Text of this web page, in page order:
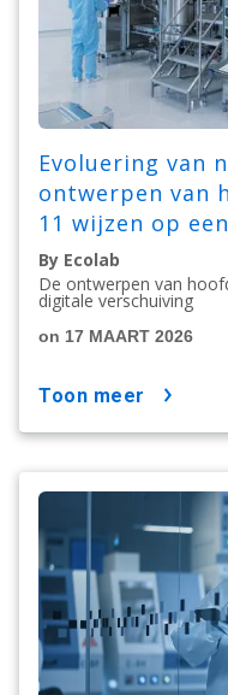
Evoluering van
ontwerpen van
11 wijzen op
By Ecolab
De ontwerpen van
digitale verschuiving
on 17 MAART 2026
toon meer